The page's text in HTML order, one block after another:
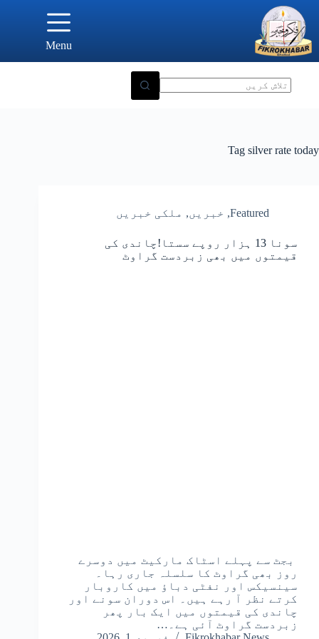
content
Menu
Tag silver rate today
Featured
, خبریں, ملکی خبریں
سونا 13 ہزار روپے سستا!چاندی کی
قیمتوں میں بھی زبردست گراوٹ
بجٹ سے پہلے اسٹاک مارکیٹ میں دوسرے
روز بھی گراوٹ کا سلسلہ جاری رہا۔
سینسیکس اور نفٹی دباؤ میں کاروبار
کرتے نظر آ رہے ہیں۔ اس دوران سونے اور
چاندی کی قیمتوں میں ایک بار پھر
زبردست گراوٹ آئی ہے۔…